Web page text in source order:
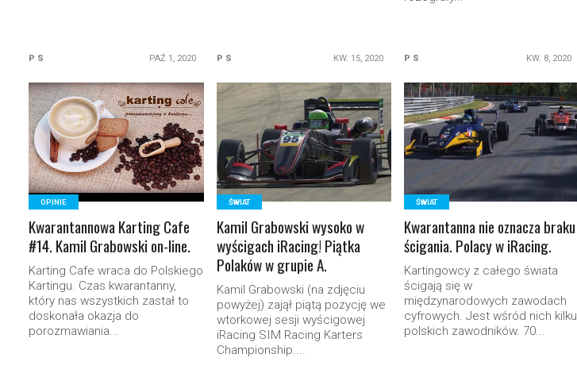
P S PAŹ 1, 2020 P S KW. 15, 2020 P S KW. 8, 2020
READ MORE
OPINIE
Kwarantannowa Karting Cafe
#14. Kamil Grabowski on-line.
Karting Cafe wraca do Polskiego
Kartingu. Czas kwarantanny,
który nas wszystkich zastał to
doskonała okazja do
porozmawiania...
READ MORE
ŚWIAT
Kamil Grabowski wysoko w
wyścigach iRacing! Piątka
Polaków w grupie A.
Kamil Grabowski (na zdjęciu
powyżej) zajął piątą pozycję we
wtorkowej sesji wyścigowej
iRacing SIM Racing Karters
Championship....
READ MORE
ŚWIAT
Kwarantanna nie oznacza braku
ścigania. Polacy w iRacing.
Kartingowcy z całego świata
ścigają się w
międzynarodowych zawodach
cyfrowych. Jest wśród nich kilku
polskich zawodników. 70...